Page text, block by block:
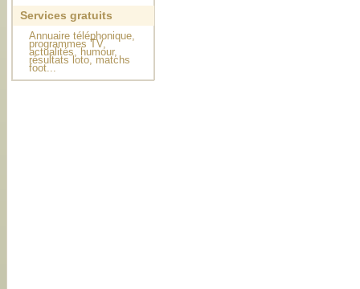
Services gratuits
Annuaire téléphonique,
programmes TV,
actualités, humour,
résultats loto, matchs
foot...